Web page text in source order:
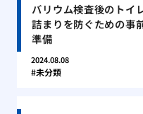
バリウム検査後のトイ
詰まりを防ぐための事
準備
2024.08.08
未分類